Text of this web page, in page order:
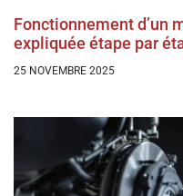
Fonctionnement d’un
expliquée étape par
25 NOVEMBRE 2025